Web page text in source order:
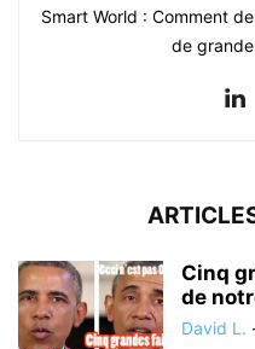
Smart World : Comment
de
Cinq
de
David L.